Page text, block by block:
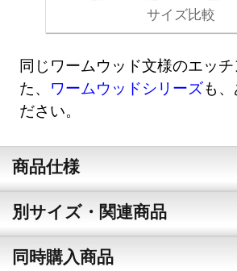
サイズ比較
同じワームウッド文様のエッ
た、 ワームウッドシリーズも
ださい。
商品仕様
別サイズ・関連商品
同時購入商品